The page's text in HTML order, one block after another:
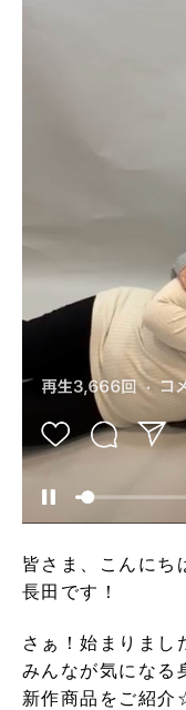
皆さま、こんにち
長田です！
さぁ！始まりまし
みんなが気になる
新作商品をご紹介